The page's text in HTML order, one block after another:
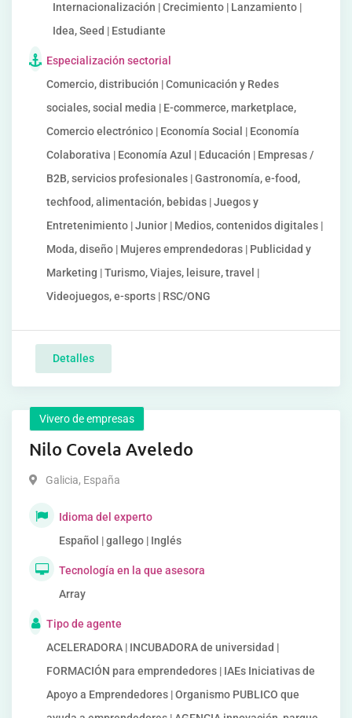
Internacionalización | Crecimiento | Lanzamiento |
Idea, Seed | Estudiante
Especialización sectorial
Comercio, distribución | Comunicación y Redes
sociales, social media | E-commerce, marketplace,
Comercio electrónico | Economía Social | Economía
Colaborativa | Economía Azul | Educación | Empresas /
B2B, servicios profesionales | Gastronomía, e-food,
techfood, alimentación, bebidas | Juegos y
Entretenimiento | Junior | Medios, contenidos digitales |
Moda, diseño | Mujeres emprendedoras | Publicidad y
Marketing | Turismo, Viajes, leisure, travel |
Videojuegos, e-sports | RSC/ONG
Detalles
Vivero de empresas
Nilo Covela Aveledo
Galicia, España
Idioma del experto
Español | gallego | Inglés
Tecnología en la que asesora
Array
Tipo de agente
ACELERADORA | INCUBADORA de universidad |
FORMACIÓN para emprendedores | IAEs Iniciativas de
Apoyo a Emprendedores | Organismo PUBLICO que